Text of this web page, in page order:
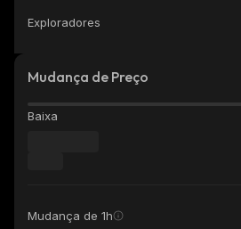
Exploradores
Mudança de Preço
Baixa
Mudança de 1h